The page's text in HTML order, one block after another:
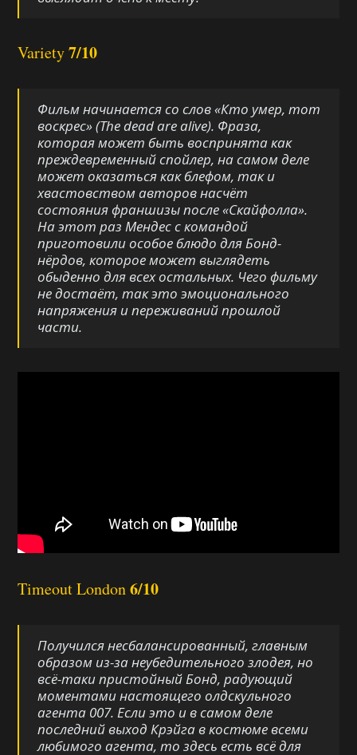
Variety7/10
Фильм начинается со слов «Кто умер, тот
воскрес» (The dead are alive). Фраза,
которая может быть воспринята как
преждевременный спойлер, на самом деле
может оказаться как блефом, так и
хвастовством авторов насчёт
состояния франшизы после «Скайфолла».
На этот раз Мендес с командой
приготовили особое блюдо для Бонд-
нёрдов, которое может выглядеть
обыденно для всех остальных. Чего фильму
не достаёт, так это эмоционального
напряжения и переживаний прошлой
части.
Timeout London6/10
Получился несбалансированный, главным
образом из-за неубедительного злодея, но
всё-таки пристойный Бонд, радующий
моментами настоящего олдскульного
агента 007. Если это и в самом деле
последний выход Крэйга в костюме всеми
любимого агента, то здесь есть всё для